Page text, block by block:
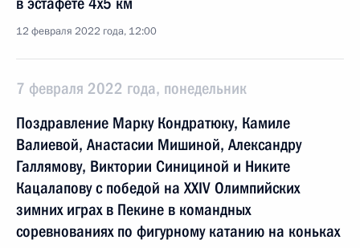
12 февраля 2022 года, 12:00
7 февраля 2022 года, понедельник
Поздравление Марку Кондратюку, Камиле
Валиевой, Анастасии Мишиной, Александру
Галлямову, Виктории Синициной и Никите
Кацалапову с победой на XXIV Олимпийских
зимних играх в Пекине в командных
соревнованиях по фигурному катанию на коньках